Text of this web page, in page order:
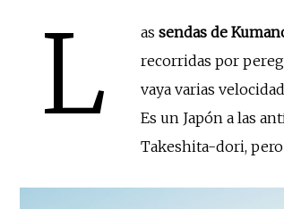
L as sendas de
recorridas por
vaya varias
Es un Japón a las
Takeshita-dori,